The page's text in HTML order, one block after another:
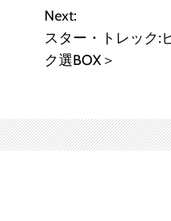
Next:
スター・トレック:
ク選BOX＞